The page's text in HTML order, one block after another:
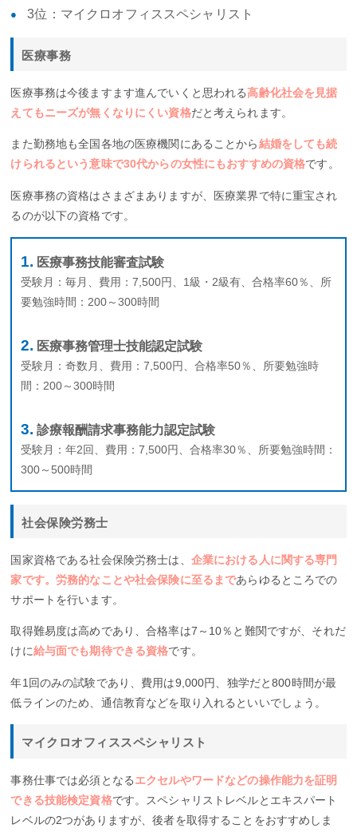
3位：マイクロオフィススペシャリスト
医療事務
医療事務は今後ますます進んでいくと思われる高齢化社会を見据
えてもニーズが無くなりにくい資格だと考えられます。
また勤務地も全国各地の医療機関にあることから結婚をしても続
けられるという意味で30代からの女性にもおすすめの資格です。
医療事務の資格はさまざまありますが、医療業界で特に重宝され
るのが以下の資格です。
医療事務技能審査試験
受験月：毎月、費用：7,500円、1級・2級有、合格率60％、所
要勉強時間：200～300時間
医療事務管理士技能認定試験
受験月：奇数月、費用：7,500円、合格率50％、所要勉強時
間：200～300時間
診療報酬請求事務能力認定試験
受験月：年2回、費用：7,500円、合格率30％、所要勉強時間：
300～500時間
社会保険労務士
国家資格である社会保険労務士は、 企業における人に関する専門
家です。労務的なことや社会保険に至るまであらゆるところでの
サポートを行います。
取得難易度は高めであり、合格率は7～10％と難関ですが、それだ
けに給与面でも期待できる資格です。
年1回のみの試験であり、費用は9,000円、独学だと800時間が最
低ラインのため、通信教育などを取り入れるといいでしょう。
マイクロオフィススペシャリスト
事務仕事では必須となるエクセルやワードなどの操作能力を証明
できる技能検定資格です。スペシャリストレベルとエキスパート
レベルの2つがありますが、後者を取得することをおすすめしま